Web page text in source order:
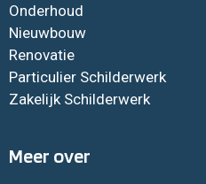
Onderhoud
Nieuwbouw
Renovatie
Particulier Schilderwerk
Zakelijk Schilderwerk
Meer over